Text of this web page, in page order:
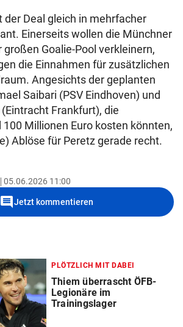
der Deal gleich in mehrfacher
Einerseits wollen die Münchner
Goalie-Pool verkleinern,
die Einnahmen für zusätzlichen
Angesichts der geplanten
Saibari (PSV Eindhoven) und
Frankfurt), die
Millionen Euro kosten könnten,
Ablöse für Peretz gerade recht.
05.06.2026 11:00
commentJetzt kommentieren
PLÖTZLICH MIT DABEI
Thiem überrascht ÖFB-
Legionäre im
Trainingslager